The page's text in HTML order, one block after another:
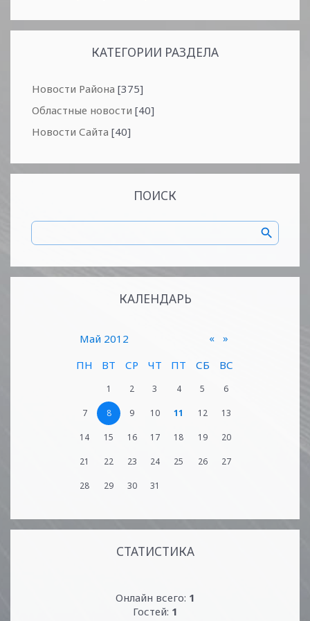
КАТЕГОРИИ РАЗДЕЛА
Новости Района [375]
Областные новости [40]
Новости Сайта [40]
ПОИСК
КАЛЕНДАРЬ
«
Май 2012
»
ПН
ВТ СР ЧТ ПТ СБ ВС
1 2 3 4 5 6
7 8 9 10 11 12 13
14 15 16 17 18 19 20
21 22 23 24 25 26 27
28 29 30 31
СТАТИСТИКА
Онлайн всего: 1
Гостей: 1